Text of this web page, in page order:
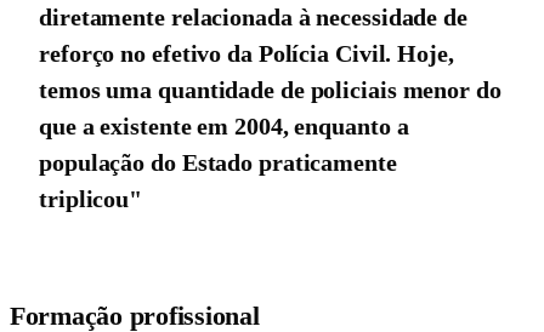
diretamente relacionada à necessidade de
reforço no efetivo da Polícia Civil. Hoje,
temos uma quantidade de policiais menor do
que a existente em 2004, enquanto a
população do Estado praticamente
triplicou"
Formação profissional